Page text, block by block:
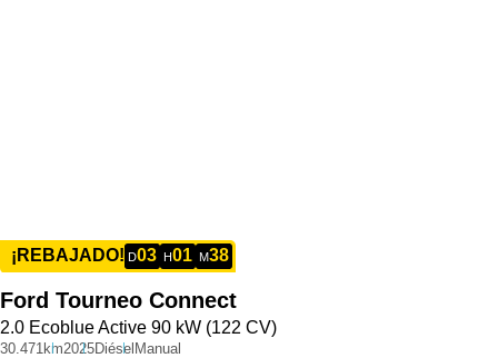
¡REBAJADO! D03 H01 M38
Ford Tourneo Connect
2.0 Ecoblue Active 90 kW (122 CV)
30.471km2025Diésel Manual